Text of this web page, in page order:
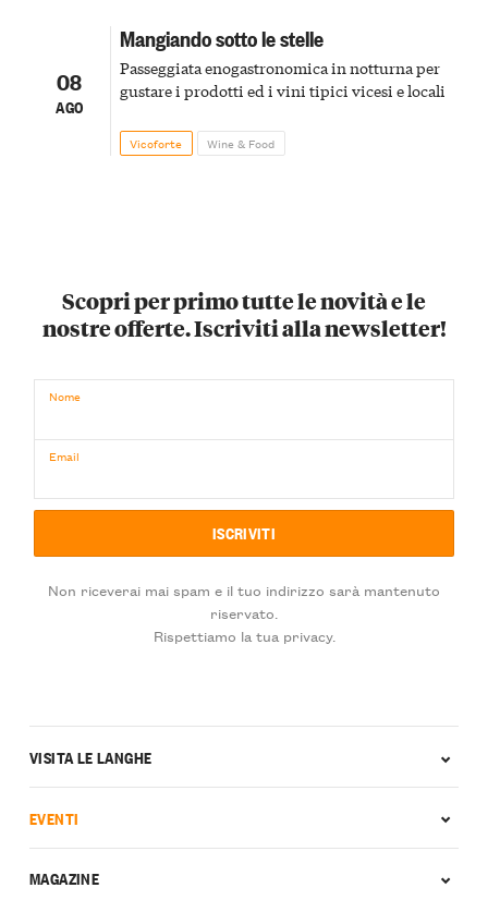
08
AGO
Mangiando sotto le stelle
Passeggiata enogastronomica in notturna per
gustare i prodotti ed i vini tipici vicesi e locali
Vicoforte Wine & Food
Scopri per primo tutte le novità e le
nostre offerte. Iscriviti alla newsletter!
Nome
Email
Non riceverai mai spam e il tuo indirizzo sarà mantenuto
riservato.
Rispettiamo la tua privacy.
VISITA LE LANGHE
EVENTI
MAGAZINE